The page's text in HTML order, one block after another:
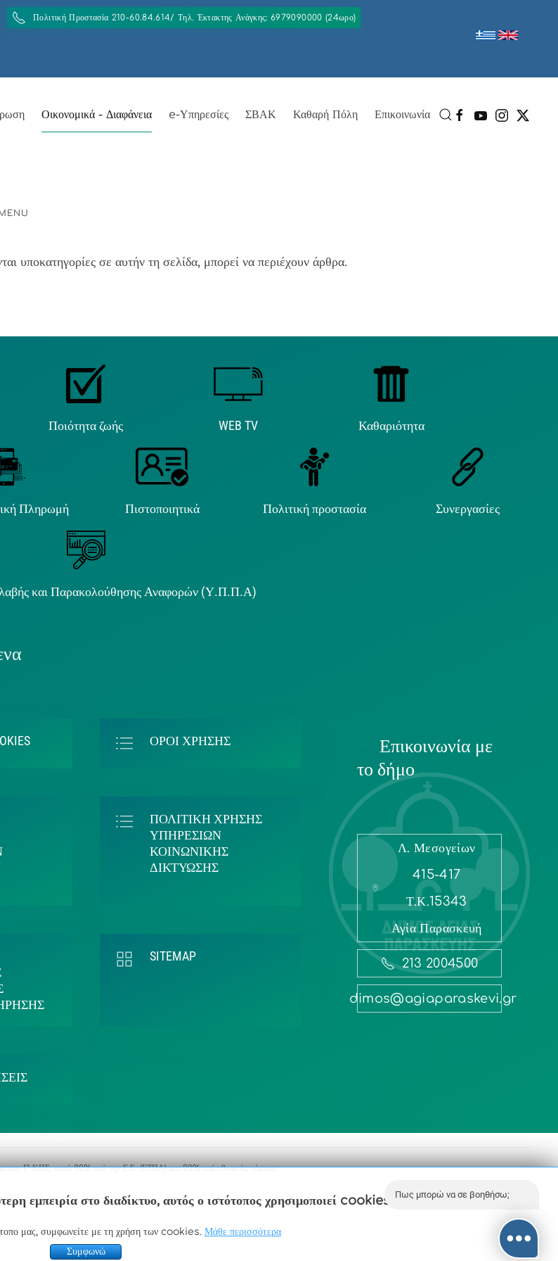
Πολιτική Προστασία 210-60.84.614/ Τηλ. Έκτακτης Ανάγκης: 6979090000 (24ωρο)
Οικονομικά - Διαφάνεια e-Υπηρεσίες ΣΒΑΚ Καθαρή Πόλη Επικοινωνία
υποκατηγορίες σε αυτήν τη σελίδα, μπορεί να περιέχουν άρθρα.
Ποιότητα ζωής WEB TV Καθαριότητα
Πληρωμή Πιστοποιητικά Πολιτική προστασία Συνεργασίες
και Παρακολούθησης Αναφορών (Υ.Π.Π.Α)
ΟΡΟΙ ΧΡΗΣΗΣ
ΠΟΛΙΤΙΚΗ ΧΡΗΣΗΣ
ΥΠΗΡΕΣΙΩΝ
ΚΟΙΝΩΝΙΚΗΣ
ΔΙΚΤΥΩΣΗΣ
SITEMAP
Επικοινωνία με
το δήμο
Λ. Μεσογείων
415-417
Τ.Κ.15343
Αγία Παρασκευή
213 2004500
dimos@agiaparaskevi.gr
του Γ’ ΚΠΣ, κατά 80% από την Ε.Ε. (ΕΤΠΑ) και 20% από εθνικούς πόρους.
εμπειρία στο διαδίκτυο, αυτός ο ιστότοπος χρησιμοποιεί cookies.
μας, συμφωνείτε με τη χρήση των cookies. Μάθε περισσότερα
Συμφωνώ
Πως μπορώ να σε βοηθήσω;